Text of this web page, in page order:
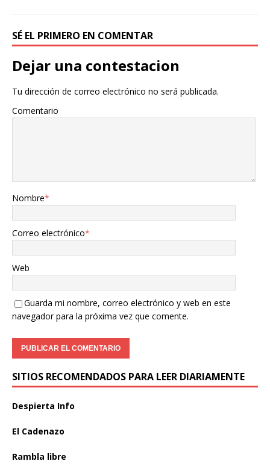
SÉ EL PRIMERO EN COMENTAR
Dejar una contestacion
Tu dirección de correo electrónico no será publicada.
Comentario
Nombre*
Correo electrónico*
Web
Guarda mi nombre, correo electrónico y web en este
navegador para la próxima vez que comente.
SITIOS RECOMENDADOS PARA LEER DIARIAMENTE
Despierta Info
El Cadenazo
Rambla libre